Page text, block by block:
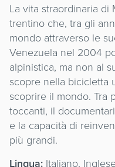
La vita straordinaria di
trentino che, tra gli
mondo attraverso le
Venezuela nel 2004
alpinistica, ma non al
scopre nella bicicletta
scoprire il mondo. Tra
toccanti, il
e la capacità di
più grandi.
Lingua: Italiano,